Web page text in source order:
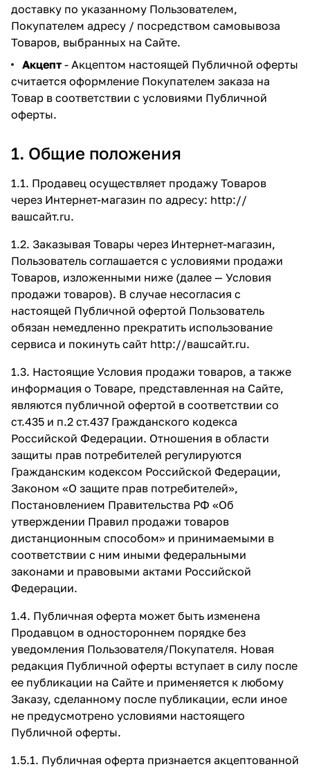
доставку по указанному Пользователем,
Покупателем адресу / посредством самовывоза
Товаров, выбранных на Сайте.
Акцепт - Акцептом настоящей Публичной оферты
считается оформление Покупателем заказа на
Товар в соответствии с условиями Публичной
оферты.
1. Общие положения
1.1. Продавец осуществляет продажу Товаров
через Интернет-магазин по адресу: http://
вашсайт.ru.
1.2. Заказывая Товары через Интернет-магазин,
Пользователь соглашается с условиями продажи
Товаров, изложенными ниже (далее — Условия
продажи товаров). В случае несогласия с
настоящей Публичной офертой Пользователь
обязан немедленно прекратить использование
сервиса и покинуть сайт http://вашсайт.ru.
1.3. Настоящие Условия продажи товаров, а также
информация о Товаре, представленная на Сайте,
являются публичной офертой в соответствии со
ст.435 и п.2 ст.437 Гражданского кодекса
Российской Федерации. Отношения в области
защиты прав потребителей регулируются
Гражданским кодексом Российской Федерации,
Законом «О защите прав потребителей»,
Постановлением Правительства РФ «Об
утверждении Правил продажи товаров
дистанционным способом» и принимаемыми в
соответствии с ним иными федеральными
законами и правовыми актами Российской
Федерации.
1.4. Публичная оферта может быть изменена
Продавцом в одностороннем порядке без
уведомления Пользователя/Покупателя. Новая
редакция Публичной оферты вступает в силу после
ее публикации на Сайте и применяется к любому
Заказу, сделанному после публикации, если иное
не предусмотрено условиями настоящего
Публичной оферты.
1.5.1. Публичная оферта признается акцептованной